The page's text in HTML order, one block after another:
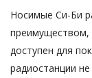
Носимые Си-Би
преимуществом,
доступен для
радиостанции